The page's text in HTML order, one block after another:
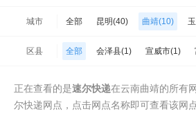
增益快递(2) 安能物流(12)
百世快运(14) 佳吉快运(4)
安徽 福建
四川 贵州
台湾省 香港 澳门
城市 全部 昆明(40) 曲靖(10)
临沧(0)
迪庆(0)
区县 全部 会泽县(1) 宣威市(1)
正在查看的是速尔快递在云南曲靖的所有
尔快递网点，点击网点名称即可查看该网